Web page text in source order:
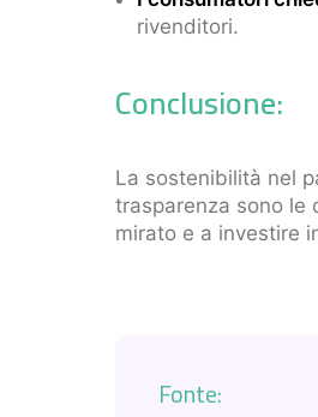
rivenditori.
Conclusione:
La sostenibilità nel
trasparenza sono le
mirato e a investire
Fonte: